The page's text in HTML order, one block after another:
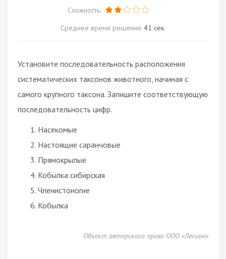
Сложность:
Среднее время решения: 41 сек.
Установите последовательность расположения
систематических таксонов животного, начиная с
самого крупного таксона. Запишите соответствующую
последовательность цифр.
Насекомые
Настоящие саранчовые
Прямокрылые
Кобылка сибирская
Членистоногие
Кобылка
Объект авторского права ООО «Легион»